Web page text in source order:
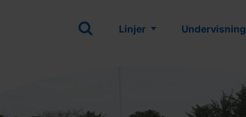
Linjer Undervisning